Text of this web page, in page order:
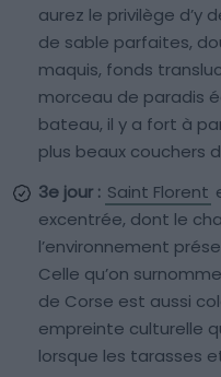
aurez le privilège d’y
de sable parfaites,
maquis, fonds
morceau de paradis
bateau, il y a fort à
plus beaux couchers
3e jour : Saint Florent
excentrée, dont le
l’environnement
Celle qu’on
de Corse est aussi
empreinte culturelle
lorsque les tarasses